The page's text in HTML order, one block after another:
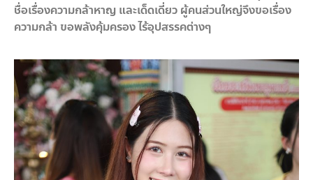
ชื่อเรื่องความกล้าหาญ และเด็ดเดี่ยว ผู้คนส่วนใหญ่จึงขอเรื่อง
ความกล้า ขอพลังคุ้มครอง ไร้อุปสรรคต่างๆ